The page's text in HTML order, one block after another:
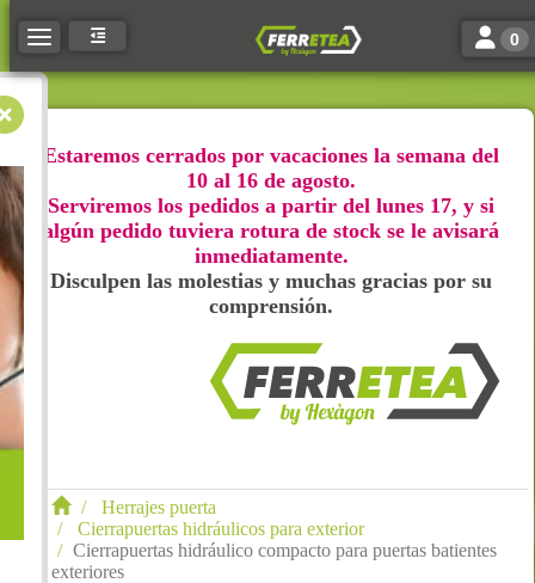
Toggle navigation Toggle
0
Estaremos cerrados por vacaciones la semana del
10 al 16 de agosto.
Serviremos los pedidos a partir del lunes 17, y si
algún pedido tuviera rotura de stock se le avisará
inmediatamente.
Disculpen las molestias y muchas gracias por su
comprensión.
Herrajes puerta
Cierrapuertas hidráulicos para exterior
Cierrapuertas hidráulico compacto para puertas batientes
exteriores